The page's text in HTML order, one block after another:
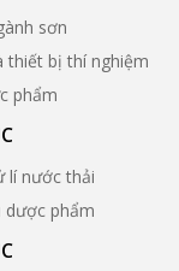
sơn
thiết bị thí nghiệm
phẩm
lí nước thải
dược phẩm